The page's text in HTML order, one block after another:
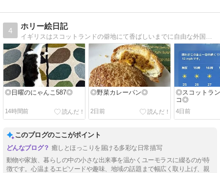
4
ホリー絵日記
◎日曜のにゃんこ587◎
14時間前
◎野菜カレーパン◎
2日前
◎スコットラ
コ◎
4日前
このブログのここがポイント
癒しとほっこりを届ける多彩な日常描写
動物や家族、暮らしの中の小さな出来事を温かくユーモラスに綴るのが特
徴です。心温まるエピソードや趣味、地域の話題まで幅広く取り上げ、親